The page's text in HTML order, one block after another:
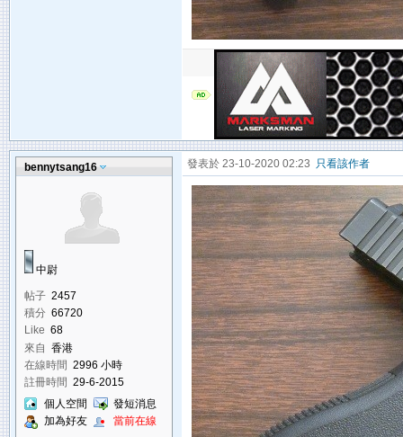
bennytsang16
中尉
帖子 2457
積分 66720
Like 68
來自 香港
在線時間 2996 小時
註冊時間 29-6-2015
個人空間
發短消息
加為好友
當前在線
發表於 23-10-2020 02:23 只看該作者